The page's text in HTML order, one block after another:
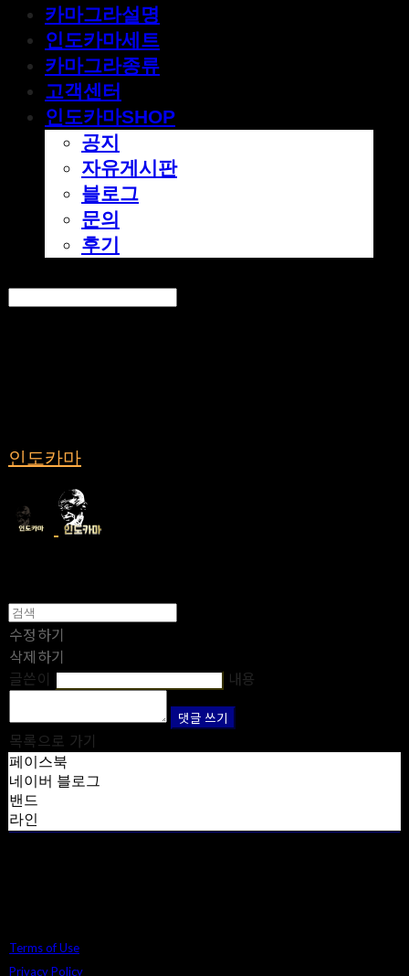
카마그라설명
인도카마세트
카마그라종류
고객센터
인도카마SHOP
공지
자유게시판
블로그
문의
후기
인도카마
수정하기
삭제하기
글쓴이
내용
댓글 쓰기
목록으로 가기
페이스북
네이버 블로그
밴드
라인
Terms of Use
Privacy Policy